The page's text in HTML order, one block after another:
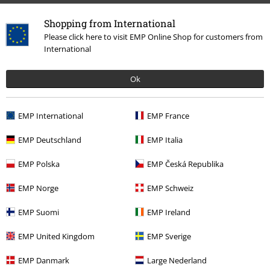
Shopping from International
Please click here to visit EMP Online Shop for customers from
International
Ok
EMP International EMP France
EMP Deutschland EMP Italia
EMP Polska EMP Česká Republika
EMP Norge EMP Schweiz
EMP Suomi EMP Ireland
EMP United Kingdom EMP Sverige
EMP Danmark Large Nederland
Films & TV La Maison
One Piece Figurines
E-Mail Newsletter
Profitez d'une remise de 15 % en vous
J’accepte de recevoir la newsletter d’EMP et que mes données
régulièrement des infos sur ses produits. Mes données seront traitées